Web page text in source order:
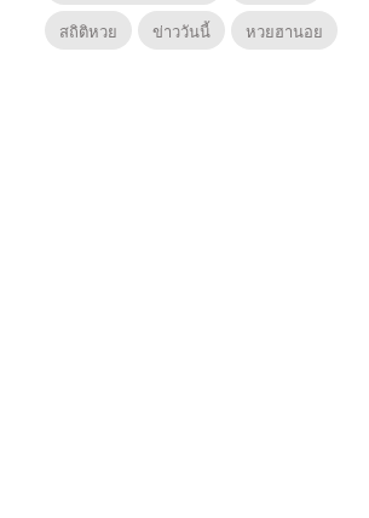
สถิติหวย
ข่าววันนี้ หวยฮานอย